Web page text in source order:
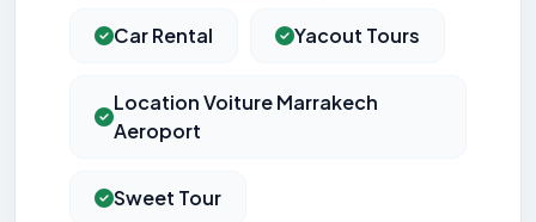
Car Rental Yacout Tours
Location Voiture Marrakech
Aeroport
Sweet Tour